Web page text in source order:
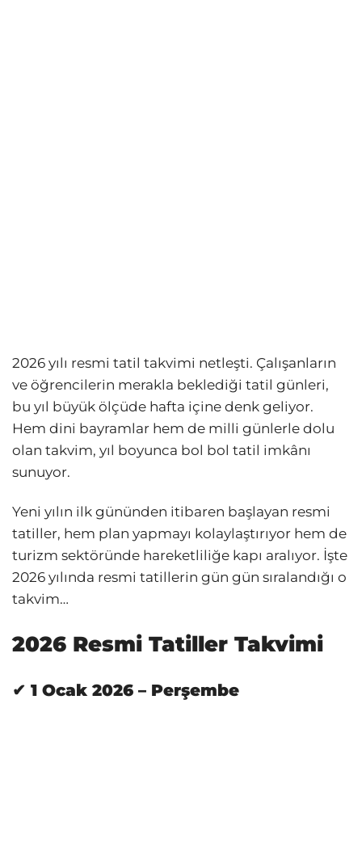
2026 yılı resmi tatil takvimi netleşti. Çalışanların
ve öğrencilerin merakla beklediği tatil günleri,
bu yıl büyük ölçüde hafta içine denk geliyor.
Hem dini bayramlar hem de milli günlerle dolu
olan takvim, yıl boyunca bol bol tatil imkânı
sunuyor.
Yeni yılın ilk gününden itibaren başlayan resmi
tatiller, hem plan yapmayı kolaylaştırıyor hem de
turizm sektöründe hareketliliğe kapı aralıyor. İşte
2026 yılında resmi tatillerin gün gün sıralandığı o
takvim…
2026 Resmi Tatiller Takvimi
✔ 1 Ocak 2026 – Perşembe